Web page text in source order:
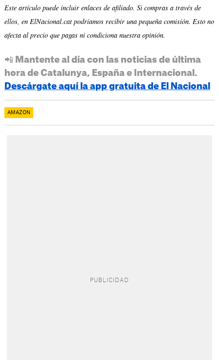
Este artículo puede incluir enlaces de afiliado. Si compras a través de
ellos, en ElNacional.cat podríamos recibir una pequeña comisión. Esto no
afecta al precio que pagas ni condiciona nuestra opinión.
📲 Mantente al día con las noticias de última
hora de Catalunya, España e Internacional.
Descárgate aquí la app gratuita de El Nacional
AMAZON